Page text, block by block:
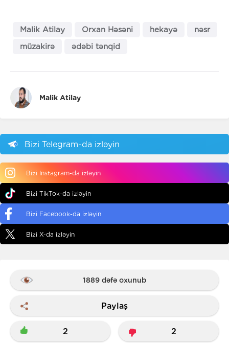
Malik Atilay Orxan Həsəni hekayə
nəsr
müzakirə
ədəbi tənqid
Malik Atilay
Bizi Telegram-da izləyin
Bizi Instagram-da izləyin
Bizi TikTok-da izləyin
Bizi Facebook-da izləyin
Bizi X-da izləyin
1889 dəfə oxunub
Paylaş
2 2